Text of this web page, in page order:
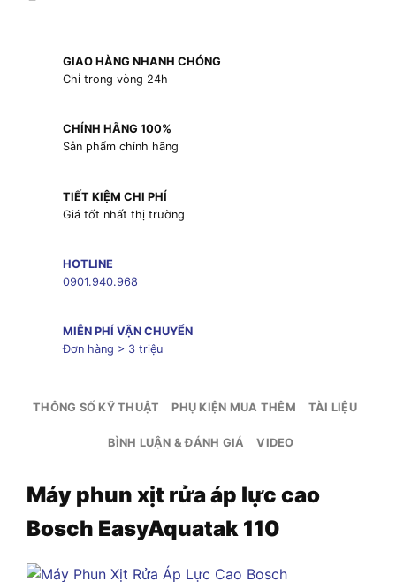
GIAO HÀNG NHANH CHÓNG
Chỉ trong vòng 24h
CHÍNH HÃNG 100%
Sản phẩm chính hãng
TIẾT KIỆM CHI PHÍ
Giá tốt nhất thị trường
HOTLINE
0901.940.968
MIỄN PHÍ VẬN CHUYỂN
Đơn hàng > 3 triệu
THÔNG SỐ KỸ THUẬT PHỤ KIỆN MUA THÊM TÀI LIỆU
BÌNH LUẬN & ĐÁNH GIÁ VIDEO
Máy phun xịt rửa áp lực cao
Bosch EasyAquatak 110